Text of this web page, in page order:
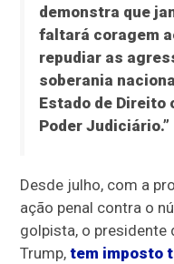
demonstra que
faltará coragem
repudiar as
soberania
Estado de Direito
Poder Judiciário.”
Desde julho, com a
ação penal contra o
golpista, o presidente
Trump,tem imposto